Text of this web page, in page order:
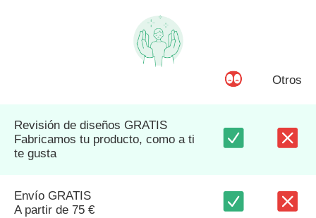
Otros
Revisión de diseños GRATIS
Fabricamos tu producto, como a ti
te gusta
Envío GRATIS
A partir de 75 €